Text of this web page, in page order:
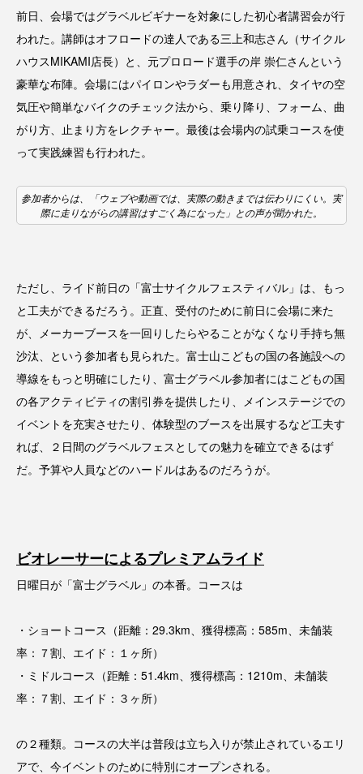
前日、会場ではグラベルビギナーを対象にした初心者講習会が行
われた。講師はオフロードの達人である三上和志さん（サイクル
ハウスMIKAMI店長）と、元プロロード選手の岸 崇仁さんという
豪華な布陣。会場にはパイロンやラダーも用意され、タイヤの空
気圧や簡単なバイクのチェック法から、乗り降り、フォーム、曲
がり方、止まり方をレクチャー。最後は会場内の試乗コースを使
って実践練習も行われた。
参加者からは、「ウェブや動画では、実際の動きまでは伝わりにくい。実
際に走りながらの講習はすごく為になった」との声が聞かれた。
ただし、ライド前日の「富士サイクルフェスティバル」は、もっ
と工夫ができるだろう。正直、受付のために前日に会場に来た
が、メーカーブースを一回りしたらやることがなくなり手持ち無
沙汰、という参加者も見られた。富士山こどもの国の各施設への
導線をもっと明確にしたり、富士グラベル参加者にはこどもの国
の各アクティビティの割引券を提供したり、メインステージでの
イベントを充実させたり、体験型のブースを出展するなど工夫す
れば、２日間のグラベルフェスとしての魅力を確立できるはず
だ。予算や人員などのハードルはあるのだろうが。
ビオレーサーによるプレミアムライド
日曜日が「富士グラベル」の本番。コースは
・ショートコース（距離：29.3km、獲得標高：585m、未舗装
率：７割、エイド：１ヶ所）
・ミドルコース（距離：51.4km、獲得標高：1210m、未舗装
率：７割、エイド：３ヶ所）
の２種類。コースの大半は普段は立ち入りが禁止されているエリ
アで、今イベントのために特別にオープンされる。